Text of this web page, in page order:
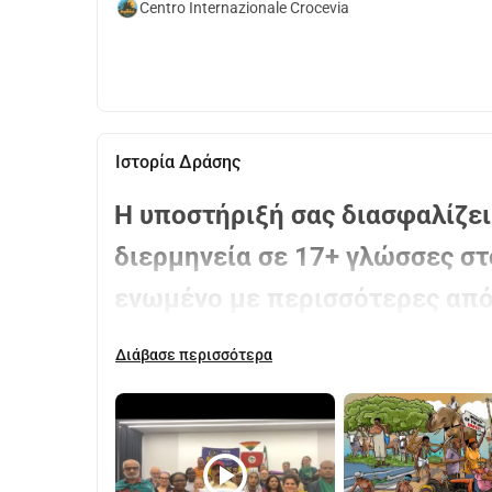
Centro Internazionale Crocevia
Ιστορία Δράσης
Η υποστήριξή σας
διερμηνεία σε 17+ γλώσσες
ενωμένο με περισσότερες από
Αντιμέτωποι με μια αυξανόμενη
υγειονομική, πατριαρχική και ρατσιστική
σταυρωμένα χέρια.
Για περισσότερα από τρία χρόνια,
δημιουργήσουμε μια παγκόσμια συμμαχία
Διάβασε περισσότερα
play_circle